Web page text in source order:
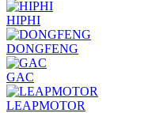
HIPHI
DONGFENG
GAC
LEAPMOTOR